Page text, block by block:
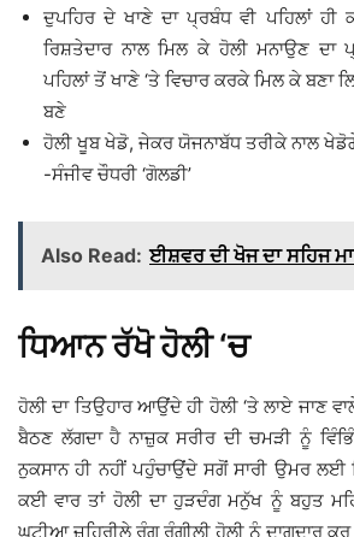
ਦੁਪਹਿਰ ਦੇ ਖਾਣੇ ਦਾ ਪ੍ਰਬੰਧ ਵੀ ਪਹਿਲਾਂ
ਰਿਸ਼ਤੇਦਾਰ ਨਾਲ ਮਿਲ ਕੇ ਹੋਲੀ ਮਨਾਉਣ ਦਾ
ਪਹਿਲਾਂ ਤੋਂ ਖਾਣੇ ‘ਤੇ ਵਿਚਾਰ ਕਰਕੇ ਮਿਲ ਕੇ ਬਣਾ
ਬਣੇ
ਹੋਲੀ ਖੂਬ ਖੇਡੋ, ਜੇਕਰ ਯੋਜਨਾਬੱਧ ਤਰੀਕੇ ਨਾਲ
-ਸੰਜੀਵ ਚੌਧਰੀ ‘ਗੋਲਡੀ’
Also Read: ਈਸ਼ਵਰ ਦੀ ਖੋਜ ਦਾ ਸਹਿਜ
ਧਿਆਨ ਰੱਖੋ ਹੋਲੀ ‘ਚ
ਹੋਲੀ ਦਾ ਤਿਉਹਾਰ ਆਉਂਦੇ ਹੀ ਹੋਲੀ ‘ਤੇ ਲਾਏ ਜਾਣ
ਬੈਠਣ ਲੱਗਦਾ ਹੈ ਨਾਜ਼ੁਕ ਸਰੀਰ ਦੀ ਚਮੜੀ ਨੂੰ
ਨੁਕਸਾਨ ਹੀ ਨਹੀਂ ਪਹੁੰਚਾਉਂਦੇ ਸਗੋਂ ਸਾਰੀ ਉਮਰ
ਕਈ ਵਾਰ ਤਾਂ ਹੋਲੀ ਦਾ ਹੁੜਦੰਗ ਮਨੁੱਖ ਨੂੰ ਬਹੁਤ
ਘਟੀਆ ਜ਼ਹਿਰੀਲੇ ਰੰਗ ਰੰਗੀਲੀ ਹੋਲੀ ਨੂੰ ਦਾਗਦਾਰ